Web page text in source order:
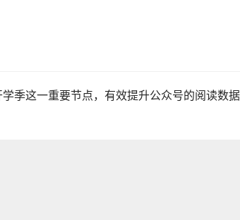
季这一重要节点，有效提升公众号的阅读数